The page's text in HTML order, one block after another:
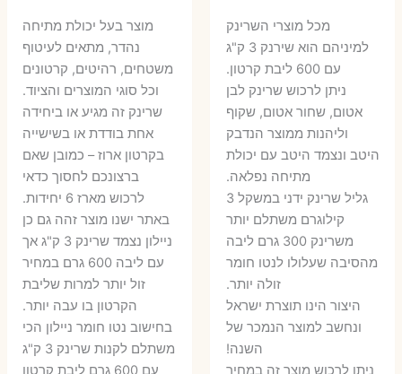
המקורי
היה:
35 ₪.
הנוכחי
הוא:
מכל מוצרי השרינק
למיניהם הוא שירנק 3 ק"ג
עם 600 ליבת קרטון.
ניתן לרכוש שרינק לבן
אטום, שחור אטום, שקוף
וליהנות ממוצר הנדבק
היטב ונצמד היטב עם יכולת
מתיחה נפלאה.
גליל שרינק ידני במשקל 3
קילוגרם משתלם יותר
משרינק 300 גרם ליבה
מהסיבה שעלולו לנטו חומר
זולה יותר.
היצור הינו תוצרת ישראל
ונחשב למוצר הנמכר של
השנה!
ניתן לרכוש מוצר זה במחיר
המקורי
היה:
55 ₪.
₪.
מוצר בעל יכולת מתיחה
נהדר, מתאים לעיטוף
משטחים, רהיטים, קרטונים
וכל סוגי המוצרים והציוד.
שרינק זה מגיע או ביחידה
אחת בודדת או בשישייה
בקרטון ארוז – כמובן שאם
ברצונכם לחסוך כדאי
לרכוש מארז 6 יחידות.
באתר ישנו מוצר זהה גם כן
ניילון נצמד שרינק 3 ק"ג אך
עם ליבה 600 גרם במחיר
זול יותר למרות שליבת
הקרטון בו עבה יותר.
בחישוב נטו חומר ניילון הכי
משתלם לקנות שרינק 3 ק"ג
עם 600 גרם ליבת קרטון